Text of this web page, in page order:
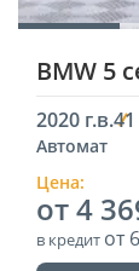
BMW 5
2020 г.в.
Автомат
Цена:
от 4
в кредит от